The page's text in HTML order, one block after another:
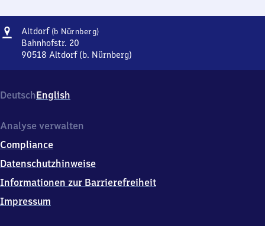
Adresse
Altdorf (b Nürnberg)Altdorf
Nürnberg)
Bahnhofstr. 20
90518 Altdorf (b. Nürnberg)
Nürnberg),
Bahnhofstr.
9
5
1
Altdorf
(b.
Nürnberg)
DeutschEnglish
Analyse verwalten
Compliance
Datenschutzhinweise
Informationen zur Barrierefreiheit
Impressum